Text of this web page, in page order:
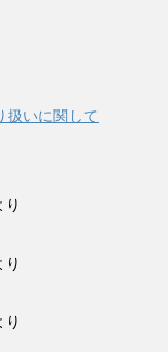
扱いに関して
り
り
り